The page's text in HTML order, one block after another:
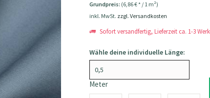
Grundpreis: (6,86 € * / 1 m²)
inkl. MwSt. zzgl. Versandkosten
Sofort versandfertig, Lieferzeit ca. 1-3
Wähle deine individuelle Länge:
Meter